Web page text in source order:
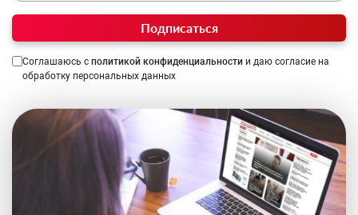
Подписаться
Соглашаюсь с политикой конфиденциальности и даю согласие на
обработку персональных данных